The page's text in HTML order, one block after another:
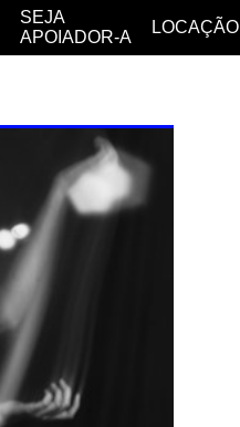
SEJA
APOIADOR-A
LOCAÇÃO